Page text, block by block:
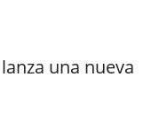
una nueva